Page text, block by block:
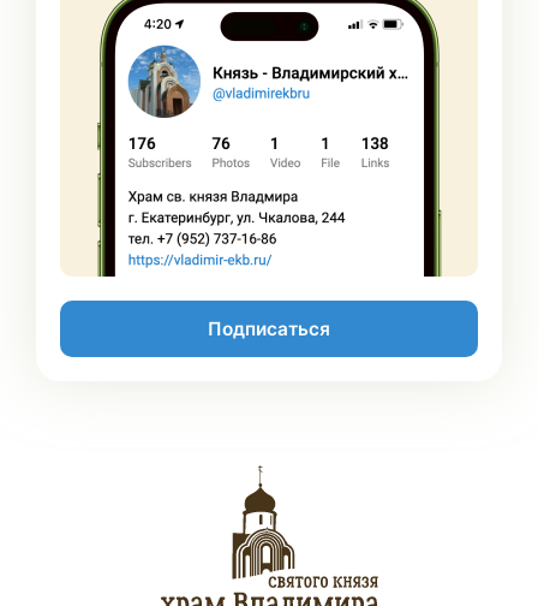
Подписаться